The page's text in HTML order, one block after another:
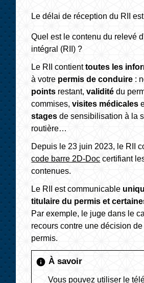
Le délai de réception du RII
Quel est le contenu du relevé
intégral (RII) ?
Le RII contienttoutes les
à votre permis de conduire :
points restant,validité du
commises,visites médicales
stages de sensibilisation à la
routière…
Depuis le 23 juin 2023, le RII
code barre 2D-Doc certifiant
contenues.
Le RII est communicable
titulaire du permis et
Par exemple, le juge dans le
recours contre une décision
permis.
info À savoir
Vous pouvez utiliser le